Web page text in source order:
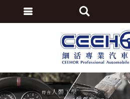
會員登入
會員註冊
訂單查詢
繁體中文